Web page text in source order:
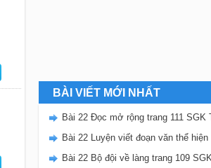
BÀI VIẾT MỚI NHẤT